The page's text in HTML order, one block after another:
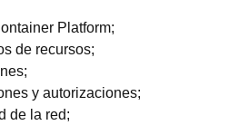
Platform;
de recursos;
y autorizaciones;
de la red;